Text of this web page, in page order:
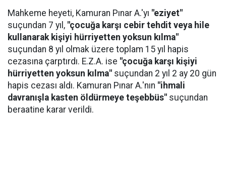
Mahkeme heyeti, Kamuran Pınar A.'yı "eziyet"
suçundan 7 yıl, "çocuğa karşı cebir tehdit veya hile
kullanarak kişiyi hürriyetten yoksun kılma"
suçundan 8 yıl olmak üzere toplam 15 yıl hapis
cezasına çarptırdı. E.Z.A. ise "çocuğa karşı kişiyi
hürriyetten yoksun kılma" suçundan 2 yıl 2 ay 20 gün
hapis cezası aldı. Kamuran Pınar A.'nın "ihmali
davranışla kasten öldürmeye teşebbüs" suçundan
beraatine karar verildi.